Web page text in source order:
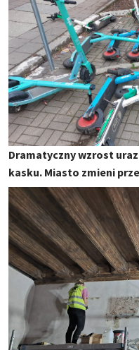
Dramatyczny wzrost
kasku. Miasto zmieni